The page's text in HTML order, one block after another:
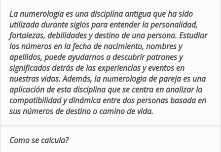
La numerologia es una disciplina antigua que ha sido
utilizada durante siglos para entender la personalidad,
fortalezas, debilidades y destino de una persona. Estudiar
los números en la fecha de nacimiento, nombres y
apellidos, puede ayudarnos a descubrir patrones y
significados detrás de las experiencias y eventos en
nuestras vidas. Además, la numerologia de pareja es una
aplicación de esta disciplina que se centra en analizar la
compatibilidad y dinámica entre dos personas basada en
sus números de destino o camino de vida.
Como se calcula?